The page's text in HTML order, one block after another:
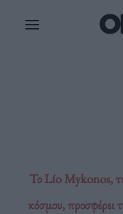
Το Lío Mykonos,
κόσμου, προσφέρει